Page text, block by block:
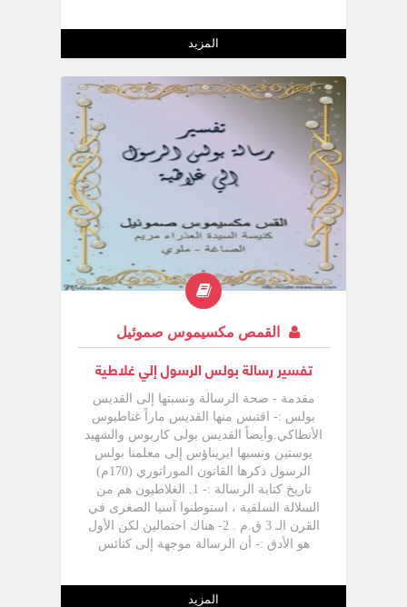
سفر الرجاء بالنسبة لأورشليم فإن سمح الله
لها بالتأديب بالسبى لكنها تعود وتصير منارة
روحية وميراث أبدى. 3 تملك الله أي تملك الله
المزيد
القمص مكسيموس صموئيل
تفسير رسالة بولس الرسول إلي غلاطية
مقدمة - صحة الرسالة ونسبتها إلى القديس
بولس :- اقتبس منها القديس ماراً غناطيوس
الأنطاكي.وأيضاً القديس بولى كاربوس والشهيد
يوستين ونسبها ايريناؤس إلى معلمنا بولس
الرسول ذكرها القانون الموراتوري (170م)
تاريخ كتابة الرسالة :- 1. الغلاطيون هم من
السلالة السلقية ، استوطنوا آسيا الصغرى في
القرن الـ 3 ق.م . 2- هناك احتمالين لكن الأول
هو الأدق :- أن الرسالة موجهة إلى كنائس
الصغرى بسينوس - أنقرة - نافيوم) ، بشرهم
المزيد